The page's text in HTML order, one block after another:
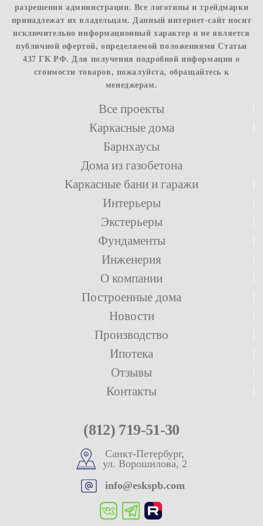
разрешения администрации. Все логотипы и трейдмарки
принадлежат их владельцам. Данный интернет-сайт носит
исключительно информационный характер и не является
публичной офертой, определяемой положениями Статьи
437 ГК РФ. Для получения подробной информации о
стоимости товаров, пожалуйста, обращайтесь к
менеджерам.
Все проекты
Каркасные дома
Барнхаусы
Дома из газобетона
Каркасные бани и гаражи
Интерьеры
Экстерьеры
Фундаменты
Инженерия
О компании
Построенные дома
Новости
Производство
Ипотека
Отзывы
Контакты
(812) 719-51-30
Санкт-Петербург,
ул. Ворошилова, 2
info@eskspb.com